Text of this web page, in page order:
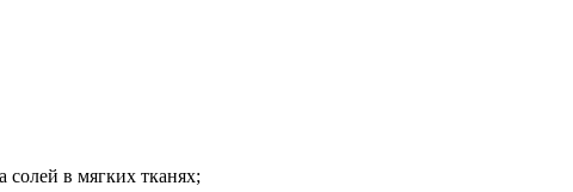
солей в мягких тканях;